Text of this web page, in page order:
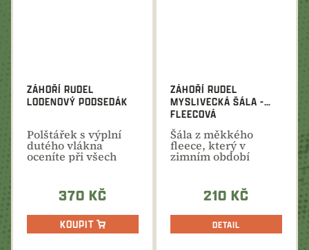
ZÁHOŘÍ RUDEL
LODENOVÝ PODSEDÁK
Polštářek s výplní
dutého vlákna
oceníte při všech
toulkách přírodou....
370 KČ
KOUPIT
ZÁHOŘÍ RUDEL
MYSLIVECKÁ ŠÁLA -
FLEECOVÁ
​Šála z měkkého
fleece, který v
zimním období
210 KČ
DETAIL